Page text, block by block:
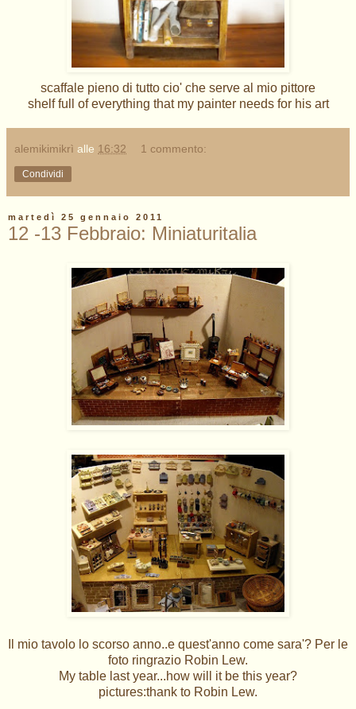
scaffale pieno di tutto cio' che serve al mio pittore
shelf full of everything that my painter needs for his art
alemikimikrì alle 16:32 1 commento:
Condividi
martedì 25 gennaio 2011
12 -13 Febbraio: Miniaturitalia
Il mio tavolo lo scorso anno..e quest'anno come sara'? Per le
foto ringrazio Robin Lew.
My table last year...how will it be this year?
pictures:thank to Robin Lew.